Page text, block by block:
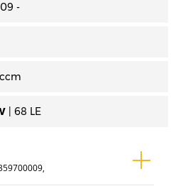
-
| 68 LE